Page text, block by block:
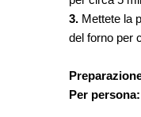
3. Mettete la
del forno per
Per persona: